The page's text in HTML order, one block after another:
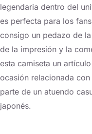
legendaria dentro del
es perfecta para los
consigo un pedazo de
de la impresión y la
esta camiseta un
ocasión relacionada
parte de un atuendo
japonés.